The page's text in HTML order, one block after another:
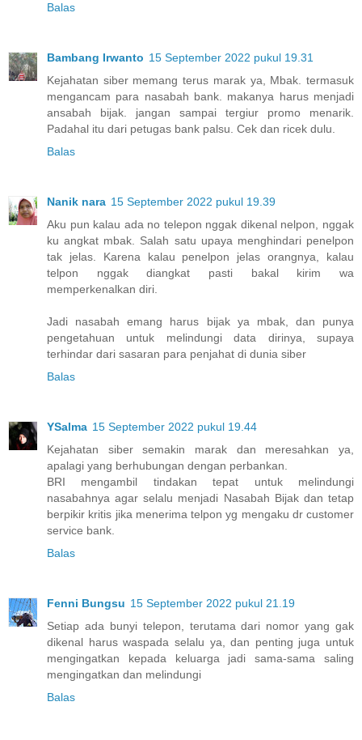
Balas
Bambang Irwanto 15 September 2022 pukul 19.31
Kejahatan siber memang terus marak ya, Mbak. termasuk
mengancam para nasabah bank. makanya harus menjadi
ansabah bijak. jangan sampai tergiur promo menarik.
Padahal itu dari petugas bank palsu. Cek dan ricek dulu.
Balas
Nanik nara 15 September 2022 pukul 19.39
Aku pun kalau ada no telepon nggak dikenal nelpon, nggak
ku angkat mbak. Salah satu upaya menghindari penelpon
tak jelas. Karena kalau penelpon jelas orangnya, kalau
telpon nggak diangkat pasti bakal kirim wa
memperkenalkan diri.
Jadi nasabah emang harus bijak ya mbak, dan punya
pengetahuan untuk melindungi data dirinya, supaya
terhindar dari sasaran para penjahat di dunia siber
Balas
YSalma 15 September 2022 pukul 19.44
Kejahatan siber semakin marak dan meresahkan ya,
apalagi yang berhubungan dengan perbankan.
BRI mengambil tindakan tepat untuk melindungi
nasabahnya agar selalu menjadi Nasabah Bijak dan tetap
berpikir kritis jika menerima telpon yg mengaku dr customer
service bank.
Balas
Fenni Bungsu 15 September 2022 pukul 21.19
Setiap ada bunyi telepon, terutama dari nomor yang gak
dikenal harus waspada selalu ya, dan penting juga untuk
mengingatkan kepada keluarga jadi sama-sama saling
mengingatkan dan melindungi
Balas